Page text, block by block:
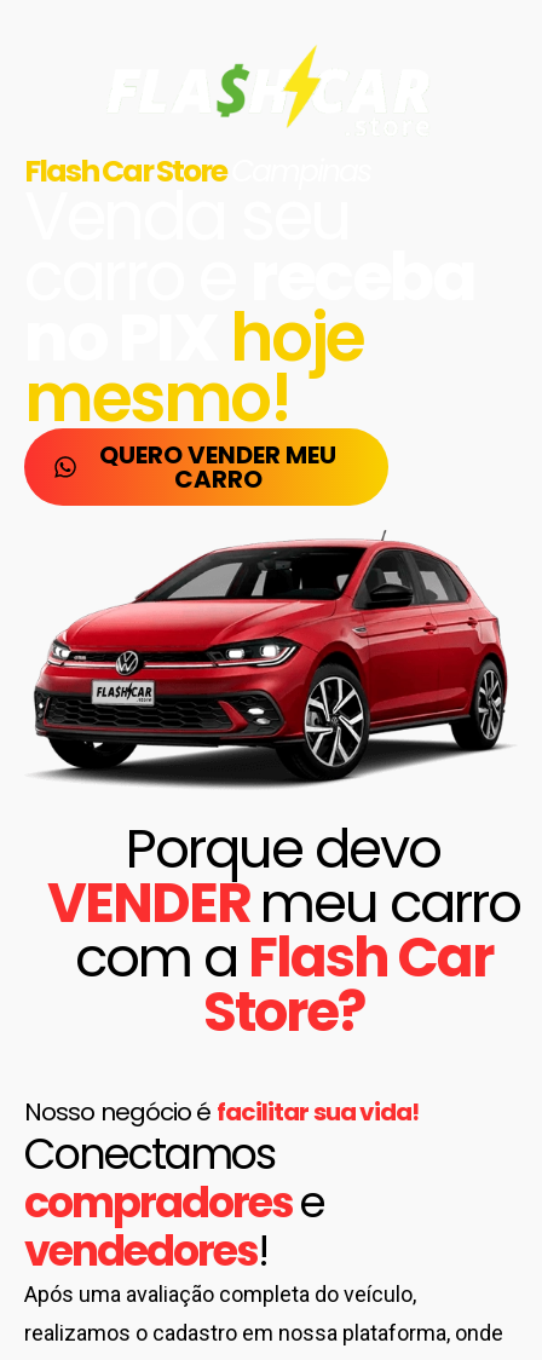
Flash Car Store
hoje
mesmo!
QUERO VENDER MEU
CARRO
Porque devo
VENDER​meu carro
com a Flash Car
Store?
Nosso negócio é facilitar sua vida!
Conectamos
compradorese
vendedores!
Após uma avaliação completa do veículo,
realizamos o cadastro em nossa plataforma, onde